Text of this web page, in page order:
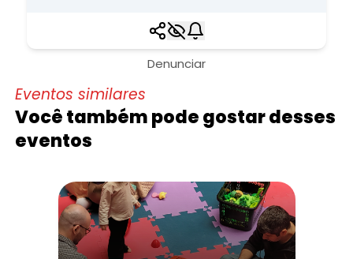
Denunciar
Eventos similares
Você também pode gostar desses
eventos